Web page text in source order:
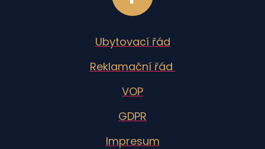
Ubytovací řád
Reklamační řád
VOP
GDPR
Impresum